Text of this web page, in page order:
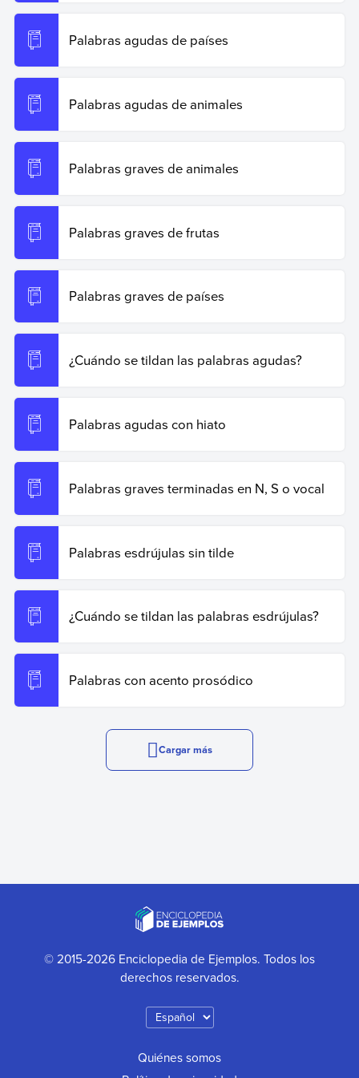
Palabras agudas de países
Palabras agudas de animales
Palabras graves de animales
Palabras graves de frutas
Palabras graves de países
¿Cuándo se tildan las palabras agudas?
Palabras agudas con hiato
Palabras graves terminadas en N, S o vocal
Palabras esdrújulas sin tilde
¿Cuándo se tildan las palabras esdrújulas?
Palabras con acento prosódico
Cargar más
© 2015-2026 Enciclopedia de Ejemplos. Todos los
derechos reservados.
Quiénes somos